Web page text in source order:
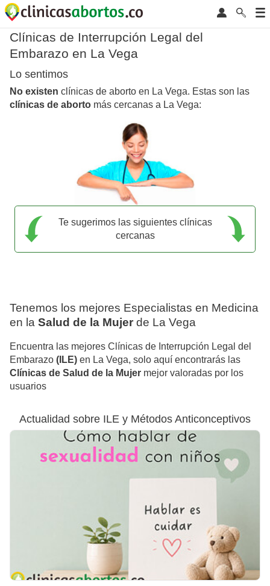
Clínicas de Interrupción Legal del
Embarazo en La Vega
Lo sentimos
No existen clínicas de aborto en La Vega. Estas son las
clínicas de aborto más cercanas a La Vega:
Te sugerimos las siguientes clínicas
cercanas
Tenemos los mejores Especialistas en Medicina
en la Salud de la Mujer de La Vega
Encuentra las mejores Clínicas de Interrupción Legal del
Embarazo (ILE) en La Vega, solo aquí encontrarás las
Clínicas de Salud de la Mujer mejor valoradas por los
usuarios
Actualidad sobre ILE y Métodos Anticonceptivos